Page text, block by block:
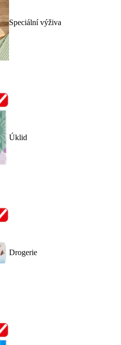
Speciální výživa
Úklid
Drogerie